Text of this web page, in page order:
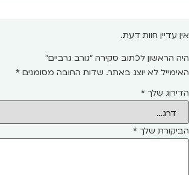
אין עדיין חוות דעת.
היה הראשון לכתוב סקירה “גורב גרביים”
האימייל לא יוצג באתר. שדות החובה מסומנים *
הדירוג שלך *
הביקורת שלך *